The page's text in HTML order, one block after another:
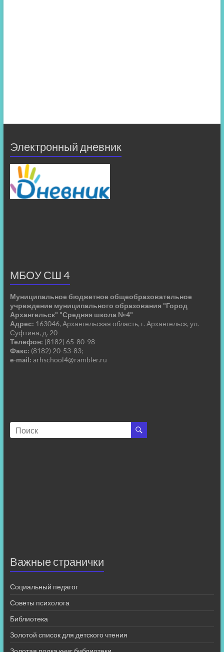
Электронный дневник
МБОУ СШ 4
Муниципальное бюджетное общеобразовательное
учреждение муниципального образования "Город
Архангельск" "Средняя школа №4"
Адрес: 163046, Архангельская область, г. Архангельск, ул.
Суфтина, д. 20
Телефон: (8182) 65-80-98
Факс: (8182) 20-53-83;
e-mail: arhschool4@rambler.ru
Важные странички
Социальный педагог
Советы психолога
Библиотека
Золотой список для детского чтения